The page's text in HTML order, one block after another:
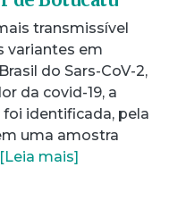
transmissível
variantes em
do Sars-CoV-2,
da covid-19, a
identificada, pela
uma amostra
[Leia mais]